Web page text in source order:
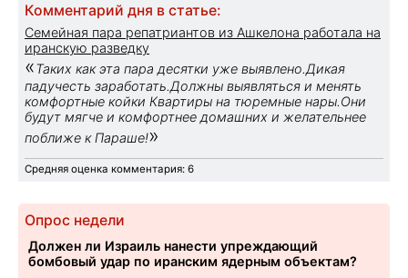
Комментарий дня в статье:
Семейная пара репатриантов из Ашкелона работала на
иранскую разведку
«Таких как эта пара десятки уже выявлено.Дикая
падучесть заработать.Должны выявляться и менять
комфортные койки Квартиры на тюремные нары.Они
будут мягче и комфортнее домашних и желательнее
поближе к Параше!»
Средняя оценка комментария: 6
Опрос недели
Должен ли Израиль нанести упреждающий
бомбовый удар по иранским ядерным объектам?